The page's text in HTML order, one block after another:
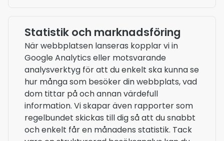
Statistik och marknadsföring
När webbplatsen lanseras kopplar vi in
Google Analytics eller motsvarande
analysverktyg för att du enkelt ska kunna se
hur många som besöker din webbplats, vad
dom tittar på och annan värdefull
information. Vi skapar även rapporter som
regelbundet skickas till dig så att du snabbt
och enkelt får en månadens statistik. Tack